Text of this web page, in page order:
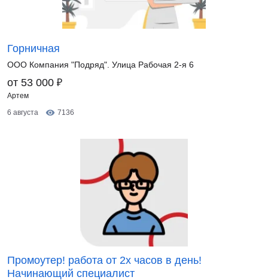
Горничная
ООО Компания "Подряд". Улица Рабочая 2-я 6
от 53 000 ₽
Артем
6 августа
7136
Промоутер! работа от 2х часов в день!
Начинающий специалист